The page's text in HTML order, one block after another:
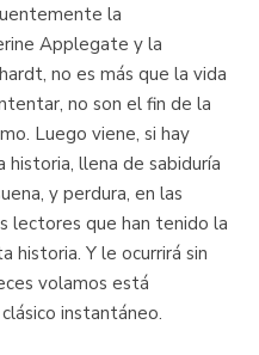
la
Applegate y la
no es más que la vida
no son el fin de la
Luego viene, si hay
llena de sabiduría
y perdura, en las
lectores que han tenido la
historia. Y le ocurrirá sin
volamos está
instantáneo.